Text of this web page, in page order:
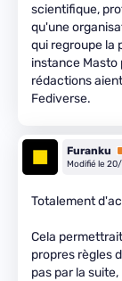
scientifique,
qu'une
qui regroupe la
instance Masto
rédactions
Fediverse.
Furanku
Modifié le
Totalement
Cela
propres règles
pas par la